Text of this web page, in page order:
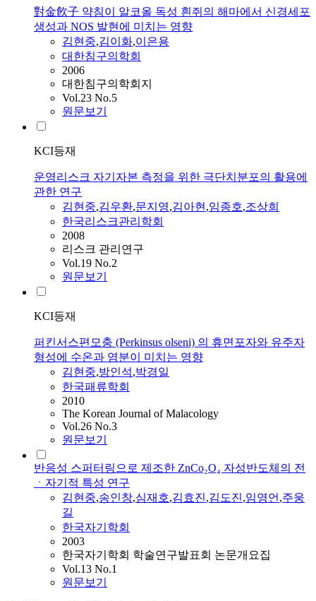
對金飮子 약침이 알코올 독성 흰쥐의 해마에서 신경세포
생성과 NOS 발현에 미치는 영향
김현중,김이화,이은용
대한침구의학회
2006
대한침구의학회지
Vol.23 No.5
원문보기
KCI등재
운영리스크 자기자본 측정을 위한 극단치분포의 활용에
관한 연구
김현중,김우환,문지영,김아현,임종호,조상희
한국리스크관리학회
2008
리스크 관리연구
Vol.19 No.2
원문보기
KCI등재
퍼킨서스편모충 (Perkinsus olseni) 의 휴면포자와 유주자
형성에 수온과 염분이 미치는 영향
김현중,방인석,박경일
한국패류학회
2010
The Korean Journal of Malacology
Vol.26 No.3
원문보기
반응성 스퍼터링으로 제조한 ZnCo₂O₄ 자성반도체의 전
ㆍ자기적 특성 연구
김현중,송인창,심재호,김효진,김도진,임영언,주웅
길
한국자기학회
2003
한국자기학회 학술연구발표회 논문개요집
Vol.13 No.1
원문보기